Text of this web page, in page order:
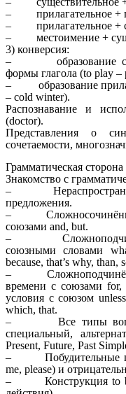
– прилагательное +
– прилагательное +
– местоимение +
3) конверсия:
– образование
формы глагола (to play –
– образование
– cold winter).
Распознавание и
(doctor).
Представления о
сочетаемости,
Грамматическая сторона
Знакомство с
–
предложения.
–
союзами and, but.
–
союзными словами
because, that’s why, than,
–
времени с союзами
условия с союзом
which, that.
– Все типы
специальный,
Present, Future, Past
– Побудительные
me, please) и
– Конструкция to be